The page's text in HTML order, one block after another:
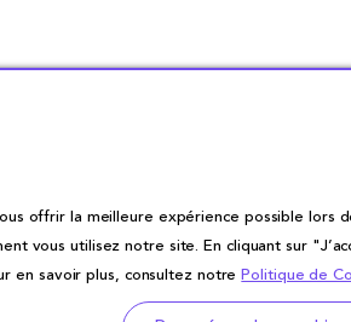
offrir la meilleure expérience possible lors
vous utilisez notre site. En cliquant sur
en savoir plus, consultez notrePolitique de